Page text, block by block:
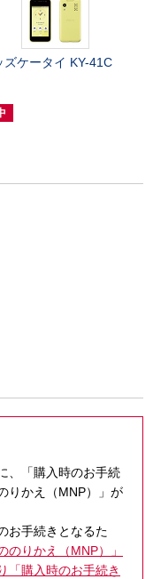
ズケータイ KY-41C
、「購入時のお手続
りかえ（MNP）」が
お手続きとなるた
りかえ（MNP）」
「購入時のお手続き